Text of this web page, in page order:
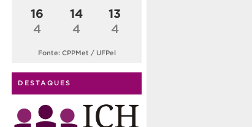
16
4
14
4
13
4
Fonte: CPPMet / UFPel
DESTAQUES